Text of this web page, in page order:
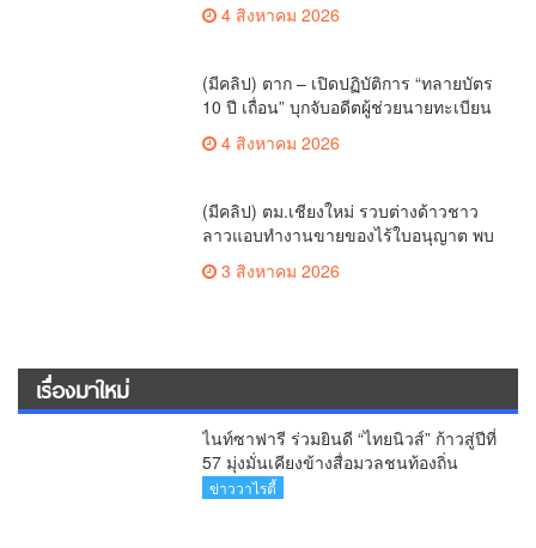
สร้างความมั่นใจให้นักท่องเที่ยว
4 สิงหาคม 2026
(มีคลิป) ตาก – เปิดปฏิบัติการ “ทลายบัตร
10 ปี เถื่อน” บุกจับอดีตผู้ช่วยนายทะเบียน
สิทธิ์ทะเบียนราษฎร์
4 สิงหาคม 2026
(มีคลิป) ตม.เชียงใหม่ รวบต่างด้าวชาว
ลาวแอบทำงานขายของไร้ใบอนุญาต พบ
ทำมานานถึง 3 ปี
3 สิงหาคม 2026
เรื่องมาใหม่
ไนท์ซาฟารี ร่วมยินดี “ไทยนิวส์” ก้าวสู่ปีที่
57 มุ่งมั่นเคียงข้างสื่อมวลชนท้องถิ่น
ข่าววาไรตี้